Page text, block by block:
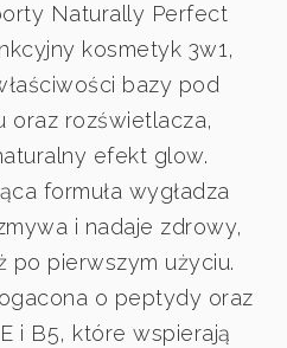
Naturally Perfect
kosmetyk 3w1,
bazy pod
oraz rozświetlacza,
efekt glow.
formuła wygładza
i nadaje zdrowy,
po pierwszym użyciu.
o peptydy oraz
i B5, które wspierają